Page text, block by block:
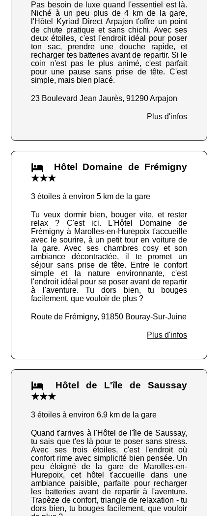
Pas besoin de luxe quand l'essentiel est là.
Niché à un peu plus de 4 km de la gare,
l'Hôtel Kyriad Direct Arpajon t'offre un point
de chute pratique et sans chichi. Avec ses
deux étoiles, c'est l'endroit idéal pour poser
ton sac, prendre une douche rapide, et
recharger tes batteries avant de repartir. Si le
coin n'est pas le plus animé, c'est parfait
pour une pause sans prise de tête. C'est
simple, mais bien placé.
23 Boulevard Jean Jaurès, 91290 Arpajon
Plus d'infos
Hôtel Domaine de Frémigny
★★★
3 étoiles à environ 5 km de la gare
Tu veux dormir bien, bouger vite, et rester
relax ? C'est ici. L'Hôtel Domaine de
Frémigny à Marolles-en-Hurepoix t'accueille
avec le sourire, à un petit tour en voiture de
la gare. Avec ses chambres cosy et son
ambiance décontractée, il te promet un
séjour sans prise de tête. Entre le confort
simple et la nature environnante, c'est
l'endroit idéal pour se poser avant de repartir
à l'aventure. Tu dors bien, tu bouges
facilement, que vouloir de plus ?
Route de Frémigny, 91850 Bouray-Sur-Juine
Plus d'infos
Hôtel de L'île de Saussay
★★★
3 étoiles à environ 6.9 km de la gare
Quand t'arrives à l'Hôtel de l'île de Saussay,
tu sais que t'es là pour te poser sans stress.
Avec ses trois étoiles, c'est l'endroit où
confort rime avec simplicité bien pensée. Un
peu éloigné de la gare de Marolles-en-
Hurepoix, cet hôtel t'accueille dans une
ambiance paisible, parfaite pour recharger
les batteries avant de repartir à l'aventure.
Trapèze de confort, triangle de relaxation - tu
dors bien, tu bouges facilement, que vouloir